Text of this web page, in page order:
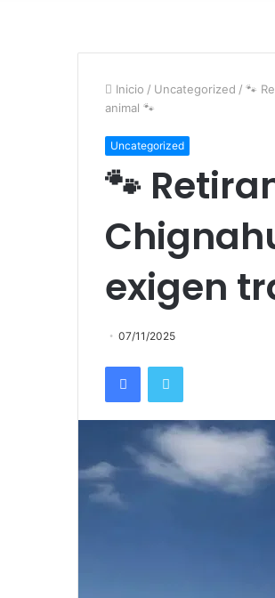
Inicio / Uncategorized / 🐾
animal 🐾
Uncategorized
🐾
exigen
07/11/2025
FacebookTwitter